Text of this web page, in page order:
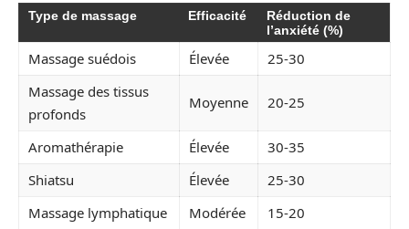
Type de massage Efficacité
Réduction de
l’anxiété (%)
Massage suédois Élevée
25-30
Massage des tissus
profonds
Moyenne 20-25
Aromathérapie Élevée
30-35
Shiatsu
Élevée
25-30
Massage lymphatique
Modérée 15-20